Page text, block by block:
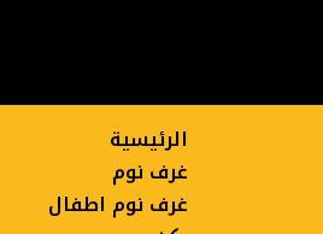
الرئيسية
غرف نوم
غرف نوم اطفال